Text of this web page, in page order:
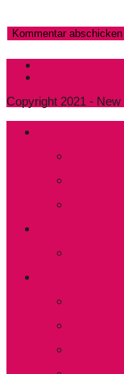
Copyright 2021 -